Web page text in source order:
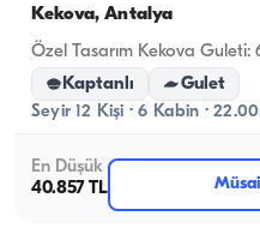
Kekova, Antalya
Özel Tasarım Kekova Guleti:
Kaptanlı
Gulet
Seyir 12 Kişi · 6 Kabin ·
En Düşük
40.857 TL